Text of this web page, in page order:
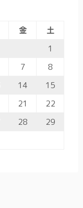
金
土
1
7
8
14
15
21
22
28
29